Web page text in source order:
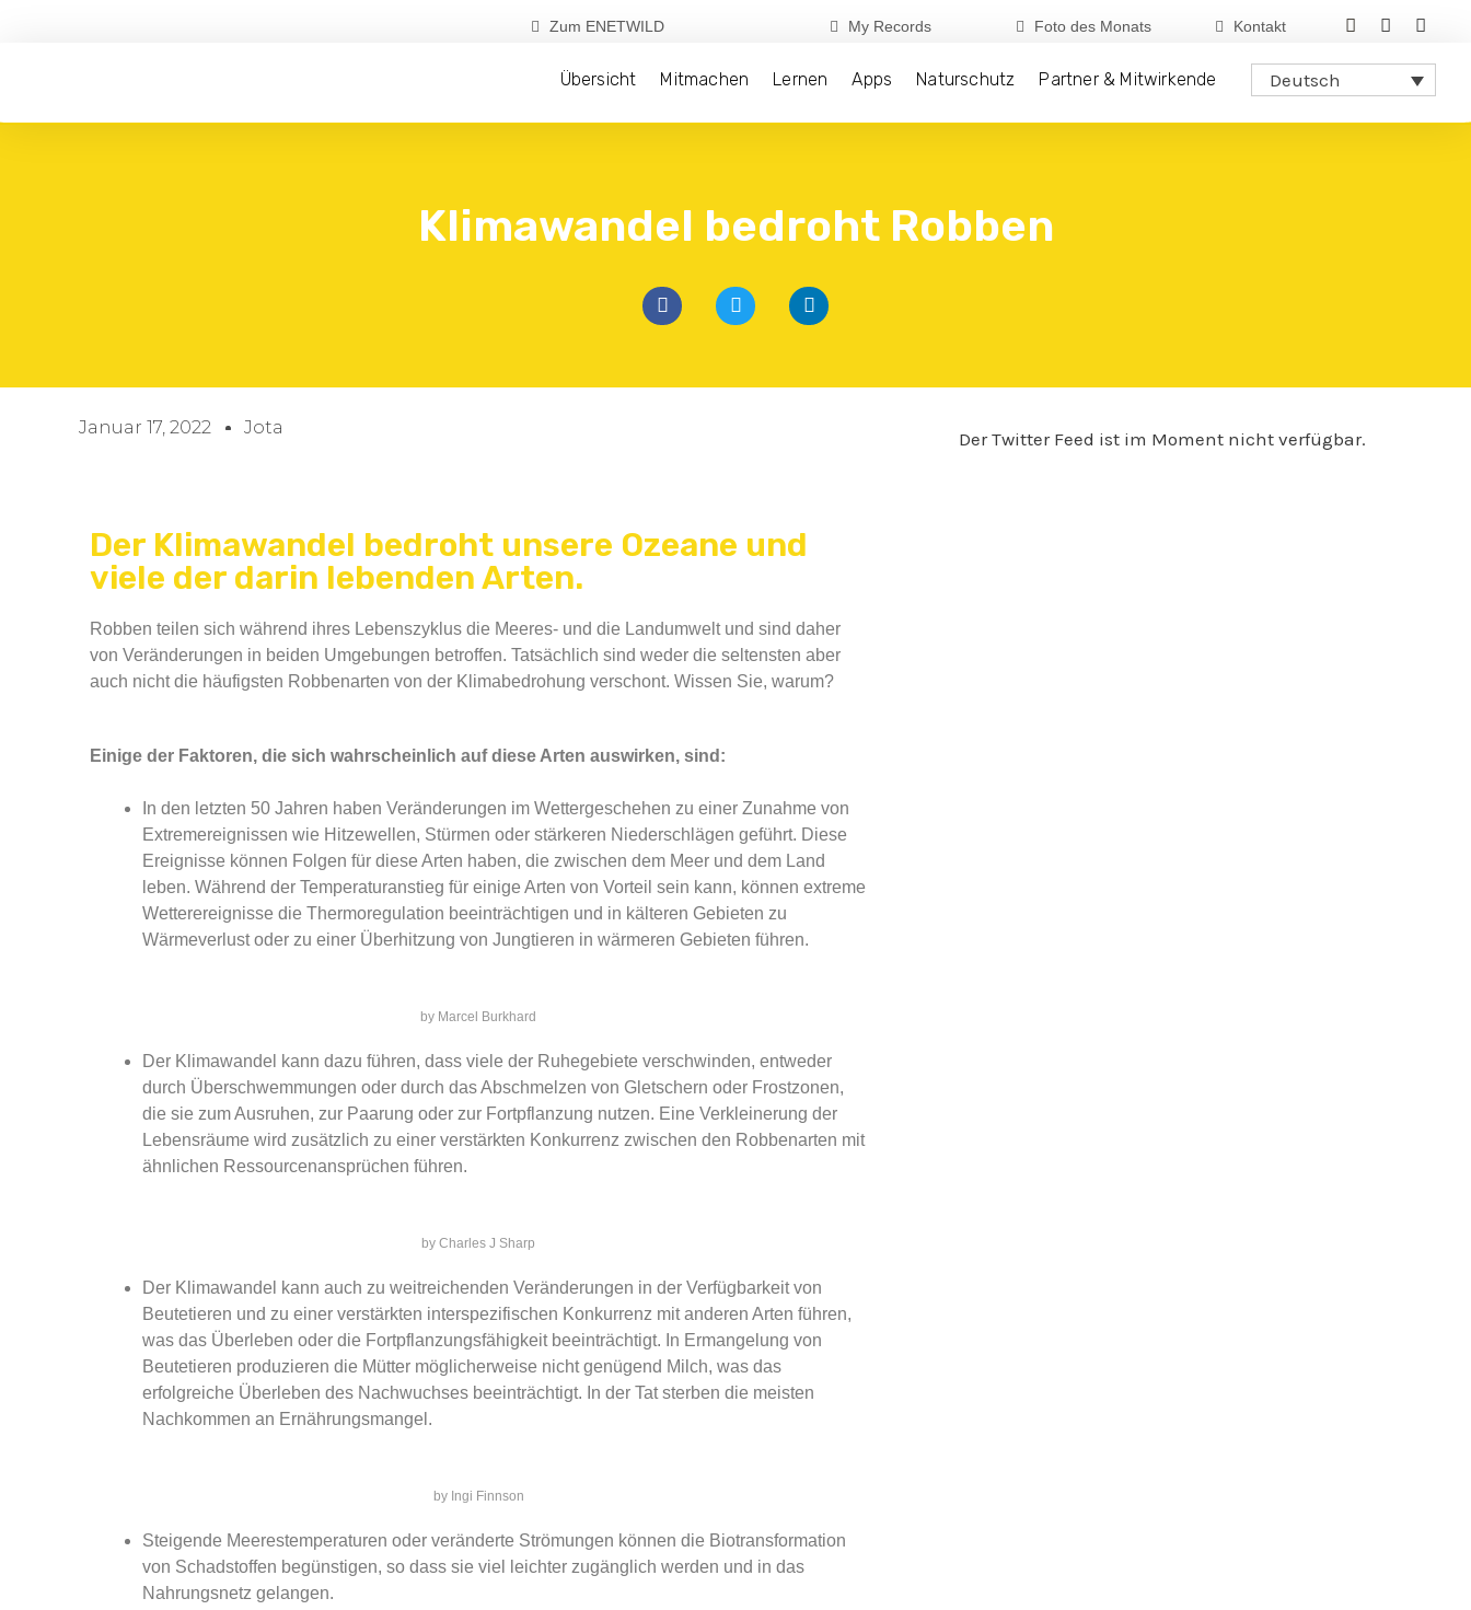
Zum ENETWILD My Records Foto des Monats Kontakt
Übersicht Mitmachen Lernen Apps Naturschutz Partner & Mitwirkende Deutsch
Klimawandel bedroht Robben
Januar 17, 2022 Jota
Der Klimawandel bedroht unsere Ozeane und
viele der darin lebenden Arten.
Robben teilen sich während ihres Lebenszyklus die Meeres- und die Landumwelt und sind daher
von Veränderungen in beiden Umgebungen betroffen. Tatsächlich sind weder die seltensten aber
auch nicht die häufigsten Robbenarten von der Klimabedrohung verschont. Wissen Sie, warum?
Einige der Faktoren, die sich wahrscheinlich auf diese Arten auswirken, sind:
In den letzten 50 Jahren haben Veränderungen im Wettergeschehen zu einer Zunahme von
Extremereignissen wie Hitzewellen, Stürmen oder stärkeren Niederschlägen geführt. Diese
Ereignisse können Folgen für diese Arten haben, die zwischen dem Meer und dem Land
leben. Während der Temperaturanstieg für einige Arten von Vorteil sein kann, können extreme
Wetterereignisse die Thermoregulation beeinträchtigen und in kälteren Gebieten zu
Wärmeverlust oder zu einer Überhitzung von Jungtieren in wärmeren Gebieten führen.
by Marcel Burkhard
Der Klimawandel kann dazu führen, dass viele der Ruhegebiete verschwinden, entweder
durch Überschwemmungen oder durch das Abschmelzen von Gletschern oder Frostzonen,
die sie zum Ausruhen, zur Paarung oder zur Fortpflanzung nutzen. Eine Verkleinerung der
Lebensräume wird zusätzlich zu einer verstärkten Konkurrenz zwischen den Robbenarten mit
ähnlichen Ressourcenansprüchen führen.
by Charles J Sharp
Der Klimawandel kann auch zu weitreichenden Veränderungen in der Verfügbarkeit von
Beutetieren und zu einer verstärkten interspezifischen Konkurrenz mit anderen Arten führen,
was das Überleben oder die Fortpflanzungsfähigkeit beeinträchtigt. In Ermangelung von
Beutetieren produzieren die Mütter möglicherweise nicht genügend Milch, was das
erfolgreiche Überleben des Nachwuchses beeinträchtigt. In der Tat sterben die meisten
Nachkommen an Ernährungsmangel.
by Ingi Finnson
Steigende Meerestemperaturen oder veränderte Strömungen können die Biotransformation
von Schadstoffen begünstigen, so dass sie viel leichter zugänglich werden und in das
Nahrungsnetz gelangen.
Der Twitter Feed ist im Moment nicht verfügbar.